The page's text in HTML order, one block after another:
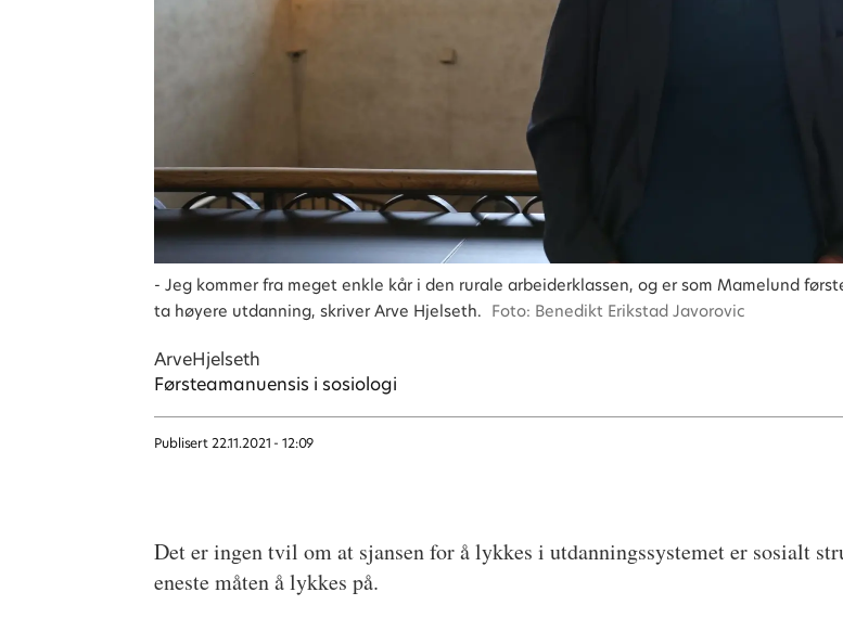
- Jeg kommer fra meget enkle kår i den rurale arbeiderklassen, og er som Mamelund
ta høyere utdanning, skriver Arve Hjelseth. Foto: Benedikt Erikstad Javorovic
ArveHjelseth
Førsteamanuensis i sosiologi
Publisert 22.11.2021 - 12:09
Det er ingen tvil om at sjansen for å lykkes i utdanningssystemet er sosialt
eneste måten å lykkes på.